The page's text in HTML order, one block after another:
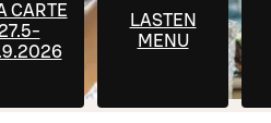
CARTE
LASTEN
MENU